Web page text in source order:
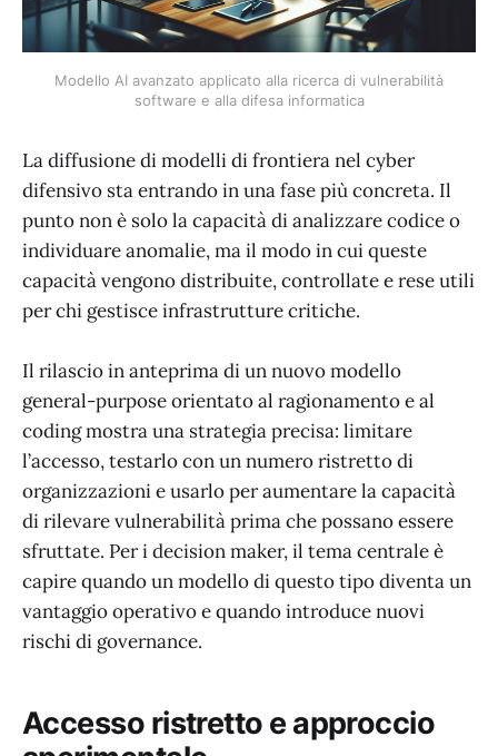
Modello AI avanzato applicato alla ricerca di vulnerabilità
software e alla difesa informatica
La diffusione di modelli di frontiera nel cyber
difensivo sta entrando in una fase più concreta. Il
punto non è solo la capacità di analizzare codice o
individuare anomalie, ma il modo in cui queste
capacità vengono distribuite, controllate e rese utili
per chi gestisce infrastrutture critiche.
Il rilascio in anteprima di un nuovo modello
general-purpose orientato al ragionamento e al
coding mostra una strategia precisa: limitare
l’accesso, testarlo con un numero ristretto di
organizzazioni e usarlo per aumentare la capacità
di rilevare vulnerabilità prima che possano essere
sfruttate. Per i decision maker, il tema centrale è
capire quando un modello di questo tipo diventa un
vantaggio operativo e quando introduce nuovi
rischi di governance.
Accesso ristretto e approccio